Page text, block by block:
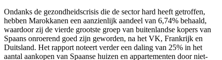
Ondanks de gezondheidscrisis die de sector hard heeft getroffen,
hebben Marokkanen een aanzienlijk aandeel van 6,74% behaald,
waardoor zij de vierde grootste groep van buitenlandse kopers van
Spaans onroerend goed zijn geworden, na het VK, Frankrijk en
Duitsland. Het rapport noteert verder een daling van 25% in het
aantal aankopen van Spaanse huizen en appartementen door niet-